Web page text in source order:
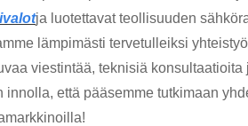
ja luotettavat teollisuuden
lämpimästi tervetulleiksi
viestintää, teknisiä
innolla, että pääsemme tutkimaan